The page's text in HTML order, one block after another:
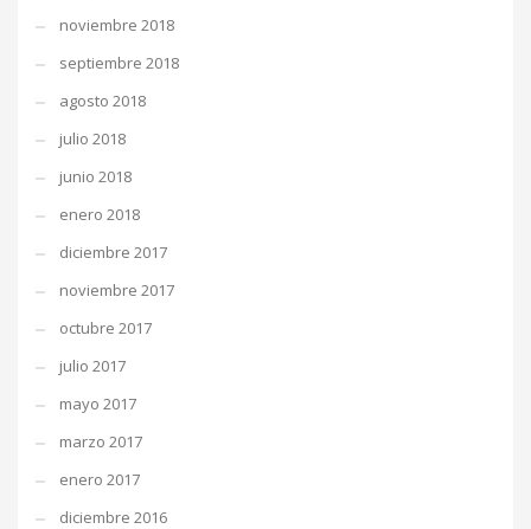
noviembre 2018
septiembre 2018
agosto 2018
julio 2018
junio 2018
enero 2018
diciembre 2017
noviembre 2017
octubre 2017
julio 2017
mayo 2017
marzo 2017
enero 2017
diciembre 2016